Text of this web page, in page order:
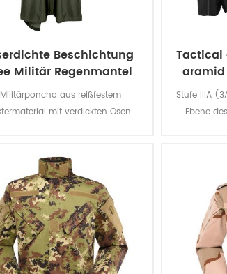
Beschichtung
Militär Regenmantel
Ponchoaus reißfestem
mit verdickten Ösen
abrieb- und reißfest.
Tactical
aramid
Stufe IIIA
Ebene
Das ist